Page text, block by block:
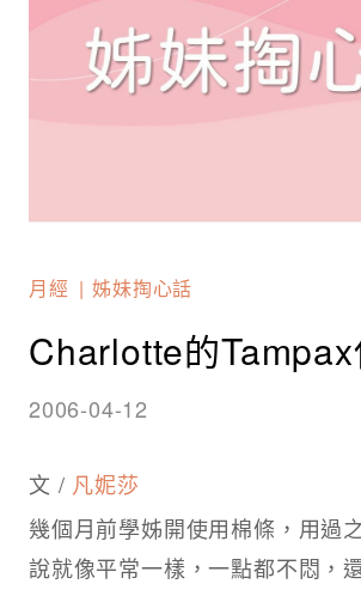
月經 姊妹掏心話
Charlotte的
2006-04-12
文 / 凡妮莎
幾個月前學姊開使用棉條，用過
說就像平常一樣，一點都不悶，